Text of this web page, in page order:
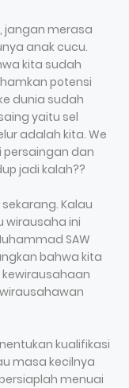
jangan merasa
anak cucu.
kita sudah
potensi
dunia sudah
yaitu sel
adalah kita. We
persaingan dan
jadi kalah??
Kalau
wirausaha ini
SAW
bahwa kita
kualifikasi
masa kecilnya
menuai